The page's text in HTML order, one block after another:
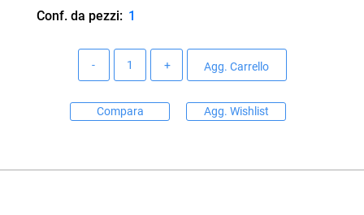
Conf. da pezzi: 1
Agg. Carrello
Compara Agg. Wishlist